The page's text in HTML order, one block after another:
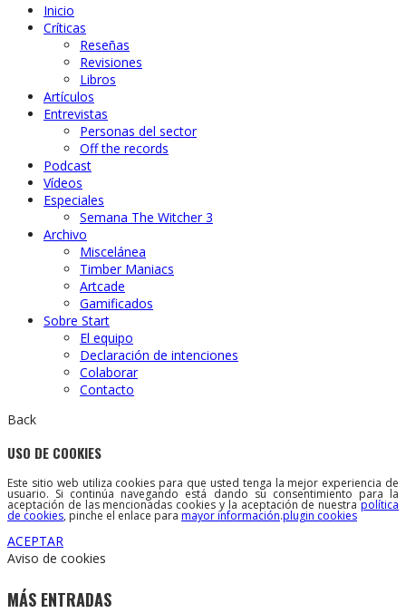
Inicio
Críticas
Reseñas
Revisiones
Libros
Artículos
Entrevistas
Personas del sector
Off the records
Podcast
Vídeos
Especiales
Semana The Witcher 3
Archivo
Miscelánea
Timber Maniacs
Artcade
Gamificados
Sobre Start
El equipo
Declaración de intenciones
Colaborar
Contacto
Back
USO DE COOKIES
Este sitio web utiliza cookies para que usted tenga la mejor experiencia de
usuario. Si continúa navegando está dando su consentimiento para la
aceptación de las mencionadas cookies y la aceptación de nuestrapolítica
de cookies, pinche el enlace para mayor información.plugin cookies
ACEPTAR
Aviso de cookies
MÁS ENTRADAS